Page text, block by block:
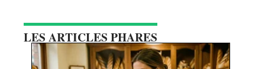
LES ARTICLES PHARES